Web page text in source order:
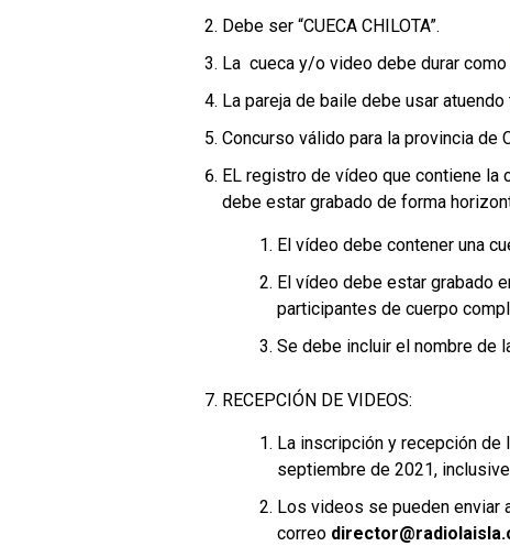
Debe ser “CUECA CHILOTA”.
La cueca y/o video debe durar como
La pareja de baile debe usar
Concurso válido para la provincia de
EL registro de vídeo que contiene
debe estar grabado de forma
El vídeo debe contener una
El vídeo debe estar grabado
participantes de cuerpo
Se debe incluir el nombre de
RECEPCIÓN DE VIDEOS:
La inscripción y recepción
septiembre de 2021,
Los videos se pueden enviar
correo